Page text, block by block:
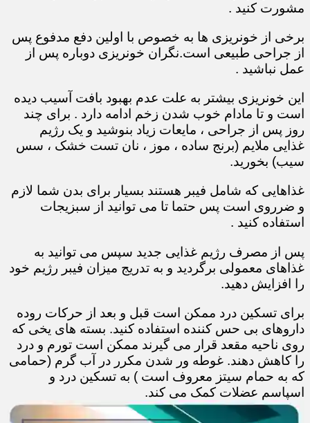
مشورت کنید .
برخی از خونریزی ها به خصوص با اولین دفع مدفوع پس
از جراحی طبیعی است.نگران خونریزی دوباره پس از
عمل نباشید .
این خونریزی بیشتر به علت عدم بهبود بافت آسیب دیده
است و تا مادام خوب شدن زخم ادامه دارد . برای چند
روز پس از جراحی ، مایعات زیاد بنوشید و یک رژیم
غذایی ملایم (برنج ساده ، موز ، نان تست خشک ، سس
سیب) بخورید.
غذاهایی که شامل فیبر هستند بسیار برای بدن شما لازم
و ضرروی است پس حتما تا می توانید از سبزیجات
استفاده کنید .
پس از مصرف رژیم غذایی جدید سپس می توانید به
غذاهای معمولی برگردید و به تدریج میزان فیبر رژیم خود
را افزایش دهید.
برای تسکین درد ممکن است قبل و بعد از حرکات روده
داروهای بی حس کننده استفاده کنید. بسته های یخی که
روی ناحیه مقعد قرار می گیرند ممکن است تورم و درد
را کاهش دهند. غوطه ور شدن مکرر در آب گرم (حمامی
که به حمام سیتز معروف است ) به تسکین درد و
اسپاسم عضلات کمک می کند.